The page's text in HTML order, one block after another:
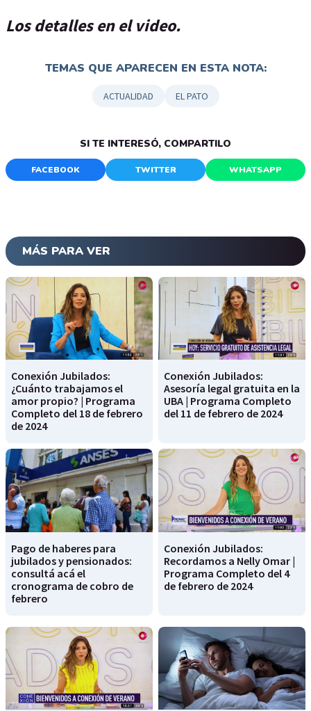
Los detalles en el video.
TEMAS QUE APARECEN EN ESTA NOTA:
ACTUALIDAD EL PATO
SI TE INTERESÓ, COMPARTILO
FACEBOOK TWITTER WHATSAPP
MÁS PARA VER
Conexión Jubilados:
¿Cuánto trabajamos el
amor propio? | Programa
Completo del 18 de febrero
de 2024
Conexión Jubilados:
Asesoría legal gratuita en la
UBA | Programa Completo
del 11 de febrero de 2024
Pago de haberes para
jubilados y pensionados:
consultá acá el
cronograma de cobro de
febrero
Conexión Jubilados:
Recordamos a Nelly Omar |
Programa Completo del 4
de febrero de 2024